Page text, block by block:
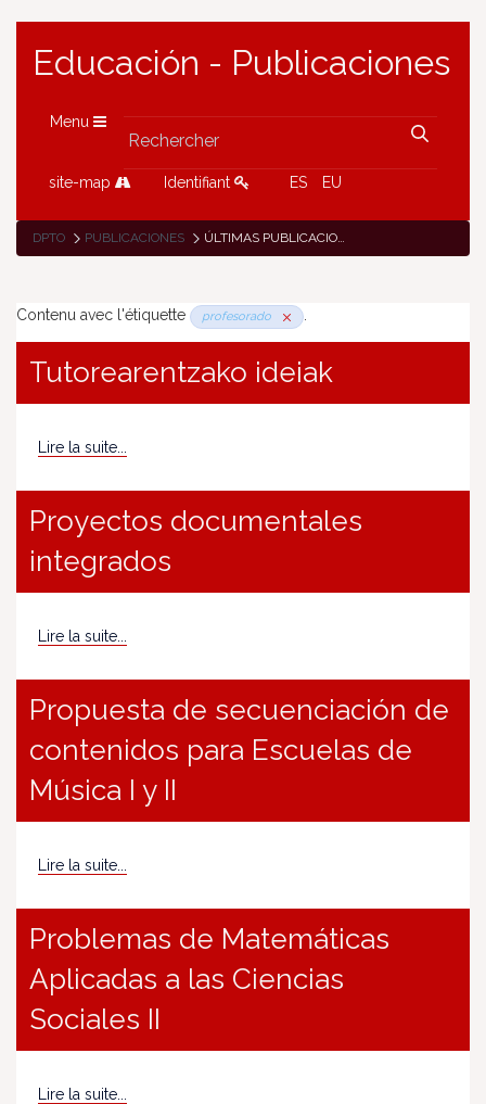
Educación - Publicaciones
Menu
site-map Identifiant ES EU
DPTO PUBLICACIONES ÚLTIMAS PUBLICACIONES
Contenu avec l'étiquette profesorado .
Tutorearentzako ideiak
Lire la suite...
Proyectos documentales
integrados
Lire la suite...
Propuesta de secuenciación de
contenidos para Escuelas de
Música I y II
Lire la suite...
Problemas de Matemáticas
Aplicadas a las Ciencias
Sociales II
Lire la suite...